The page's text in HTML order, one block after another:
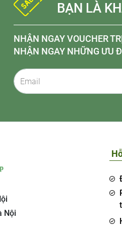
BẠN LÀ
NHẬN NGAY VOUCHER
NHẬN NGAY NHỮNG ƯU
Nội